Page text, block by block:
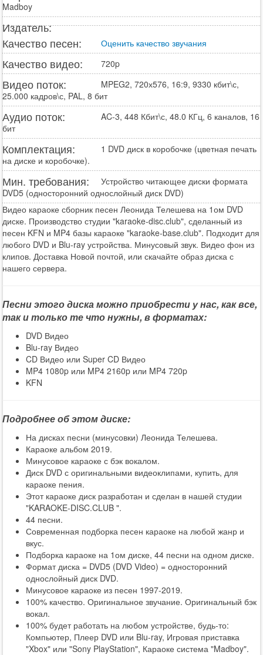
Madboy
Издатель:
Качество песен:
Оценить качество звучания
Качество видео: 720p
Видео поток:
MPEG2, 720х576, 16:9, 9330 кбит\с,
25.000 кадров\с, PAL, 8 бит
Аудио поток:
AC-3, 448 Кбит\с, 48.0 КГц, 6 каналов, 16
бит
Комплектация:
1 DVD диск в коробочке (цветная печать
на диске и коробочке).
Мин. требования:
Устройство читающее диски формата
DVD5 (односторонний однослойный диск DVD)
Видео караоке сборник песен Леонида Телешева на 1ом DVD
диске. Производство студии "karaoke-disc.club", сделанный из
песен KFN и MP4 базы караоке "karaoke-base.club". Подходит для
любого DVD и Blu-ray устройства. Минусовый звук. Видео фон из
клипов. Доставка Новой почтой, или скачайте образ диска с
нашего сервера.
Песни этого диска можно приобрести у нас, как все,
так и только те что нужны, в форматах:
DVD Видео
Blu-ray Видео
CD Видео или Super CD Видео
MP4 1080p или MP4 2160p или MP4 720p
KFN
Подробнее об этом диске:
На дисках песни (минусовки) Леонида Телешева.
Караоке альбом 2019.
Минусовое караоке с бэк вокалом.
Диск DVD с оригинальными видеоклипами, купить, для
караоке пения.
Этот караоке диск разработан и сделан в нашей студии
"KARAOKE-DISC.CLUB ".
44 песни.
Современная подборка песен караоке на любой жанр и
вкус.
Подборка караоке на 1ом диске, 44 песни на одном диске.
Формат диска = DVD5 (DVD Video) = односторонний
однослойный диск DVD.
Минусовое караоке из песен 1997-2019.
100% качество. Оригинальное звучание. Оригинальный бэк
вокал.
100% будет работать на любом устройстве, будь-то:
Компьютер, Плеер DVD или Blu-ray, Игровая приставка
"Xbox" или "Sony PlayStation", Караоке система "Madboy".